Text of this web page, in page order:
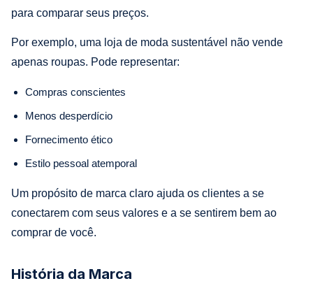
para comparar seus preços.
Por exemplo, uma loja de moda sustentável não vende
apenas roupas. Pode representar:
Compras conscientes
Menos desperdício
Fornecimento ético
Estilo pessoal atemporal
Um propósito de marca claro ajuda os clientes a se
conectarem com seus valores e a se sentirem bem ao
comprar de você.
História da Marca